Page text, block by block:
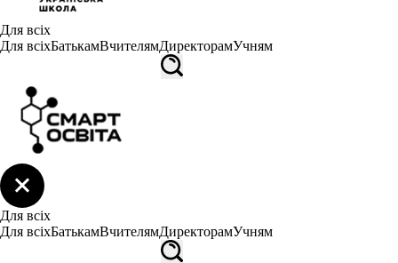
Для всіх
Для всіхБатькамВчителямДиректорамУчням
Для всіх
Для всіхБатькамВчителямДиректорамУчням